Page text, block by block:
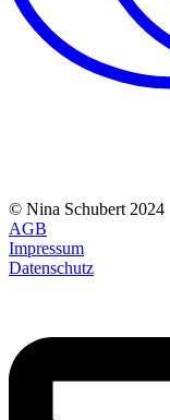
© Nina Schubert 2024
AGB
Impressum
Datenschutz